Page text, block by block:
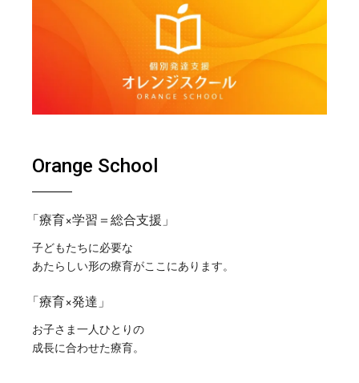
Orange School
「療育×学習＝総合支援」
子どもたちに必要な
あたらしい形の療育がここにあります。
「療育×発達」
お子さま一人ひとりの
成長に合わせた療育。